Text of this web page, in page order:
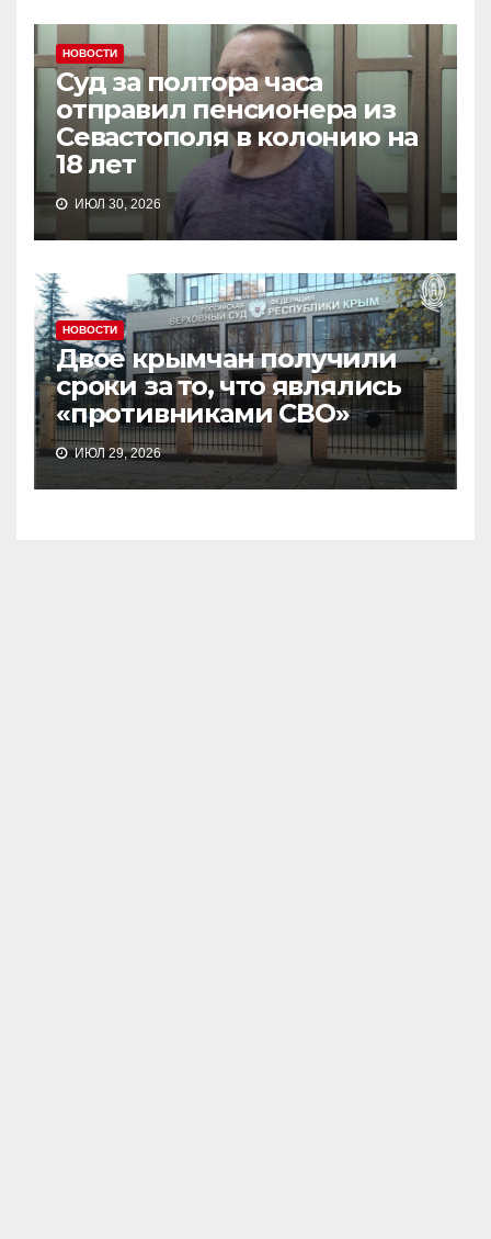
НОВОСТИ
Суд за полтора часа
отправил пенсионера из
Севастополя в колонию на
18 лет
ИЮЛ 30, 2026
НОВОСТИ
Двое крымчан получили
сроки за то, что являлись
«противниками СВО»
ИЮЛ 29, 2026